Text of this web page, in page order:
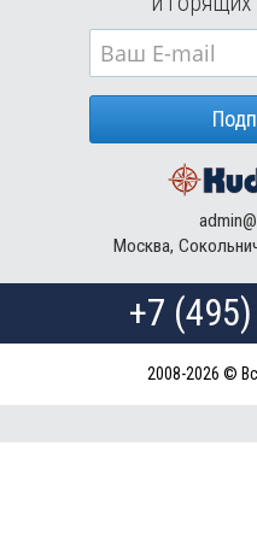
Туры в Кубу в
Туры в
Туры в Грецию в
Туры в Мальдивы в
Туры в Маврикий в
Москва,
+7
2008-2026 ©